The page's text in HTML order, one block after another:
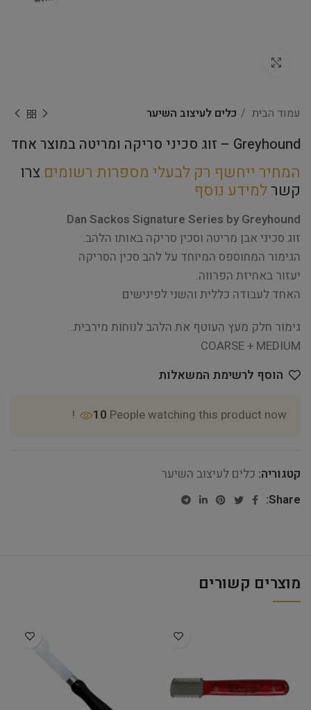
עמוד הבית כלים לעיצוב השיער
Greyhound – זוג סכיני סריקה ומריטה במוצר אחד
המחיר ייחשף רק לבעלי מספרות רשומים צרו
קשרלמידע נוסף
Dan Sackos Signature Series by Greyhound
זוג סכיני אבן מריטה וסכין סריקה באותו הלהב.
הגימור המחוספס המיוחד על להב סכין הסריקה
יעזור באחיזת הפרווה.
האחד לעבודה כללית והשני לפינישים
גימור חלק מעץ העוטף את הלהב לנוחות מירבית.
COARSE + MEDIUM
הוסף לרשימת המשאלות
10 People watching this product now!
קטגוריה: כלים לעיצוב השיער
Share:
מוצרים קשורים